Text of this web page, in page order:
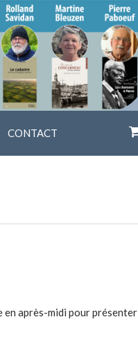
CONTACT
après-midi pour présenter